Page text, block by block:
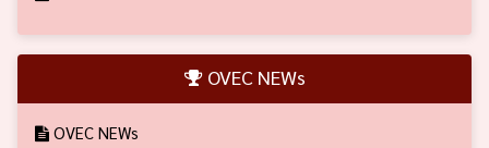
OVEC NEWs
OVEC NEWs